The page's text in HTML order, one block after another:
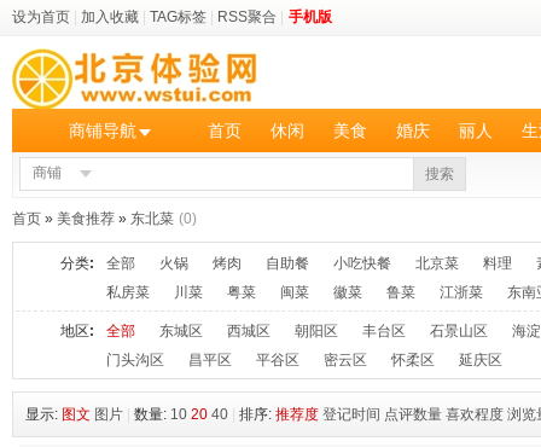
设为首页 加入收藏 TAG标签 RSS聚合 手机版
商铺导航 首页 休闲 美食 婚庆 丽人
商铺 搜索
首页 » 美食推荐 » 东北菜 (0)
分类: 全部 火锅 烤肉 自助餐 小吃快餐 北京菜 料理
私房菜
川菜 粤菜 闽菜 徽菜 鲁菜 江浙菜 东南
地区: 全部 东城区 西城区 朝阳区 丰台区 石景山区
海
门头沟区
昌平区 平谷区 密云区 怀柔区 延庆区
显示: 图文 图片 数量: 10 20 40 排序: 推荐度 登记时间 点评数量 喜欢程度 浏览